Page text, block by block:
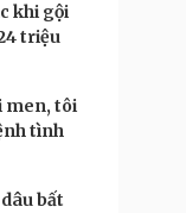
khi gội
triệu
men, tôi
tình
bất